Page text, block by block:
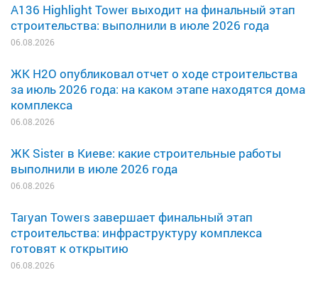
A136 Highlight Tower выходит на финальный этап
строительства: выполнили в июле 2026 года
06.08.2026
ЖК H2O опубликовал отчет о ходе строительства
за июль 2026 года: на каком этапе находятся дома
комплекса
06.08.2026
ЖК Sister в Киеве: какие строительные работы
выполнили в июле 2026 года
06.08.2026
Taryan Towers завершает финальный этап
строительства: инфраструктуру комплекса
готовят к открытию
06.08.2026